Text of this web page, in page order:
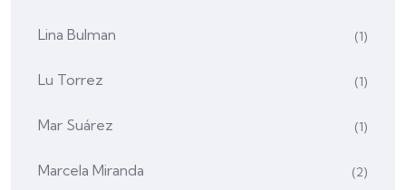
Lina Bulman (1)
Lu Torrez (1)
Mar Suárez (1)
Marcela Miranda (2)